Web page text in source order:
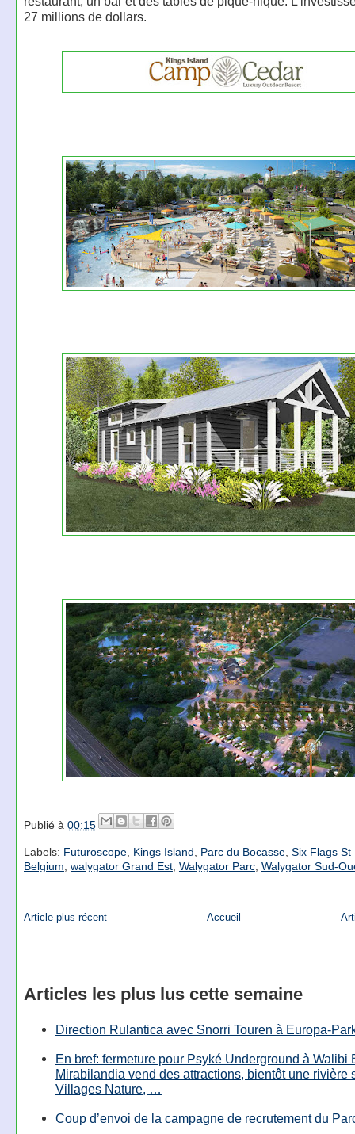
27 millions de dollars.
Publié à 00:15
Labels: Futuroscope, Kings Island Parc du Bocasse, Six Flags St
Belgium walygator Grand Est, Walygator Parc, Walygator Sud-
Article plus récent Accueil
Articles les plus lus cette semaine
Direction Rulantica avec Snorri Touren à Europa-
En bref: fermeture pour Psyké Underground à Walibi
Mirabilandia vend des attractions, bientôt une rivière
Villages Nature, …
Coup d’envoi de la campagne de recrutement du